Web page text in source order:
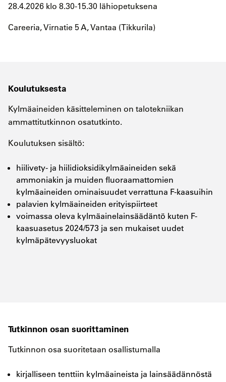
28.4.2026 klo 8.30-15.30 lähiopetuksena
Careeria, Virnatie 5 A, Vantaa (Tikkurila)
Koulutuksesta
Kylmäaineiden käsitteleminen on talotekniikan
ammattitutkinnon osatutkinto.
Koulutuksen sisältö:
hiilivety- ja hiilidioksidikylmäaineiden sekä
ammoniakin ja muiden fluoraamattomien
kylmäaineiden ominaisuudet verrattuna F-kaasuihin
palavien kylmäaineiden erityispiirteet
voimassa oleva kylmäainelainsäädäntö kuten F-
kaasuasetus 2024/573 ja sen mukaiset uudet
kylmäpätevyysluokat
Tutkinnon osan suorittaminen
Tutkinnon osa suoritetaan osallistumalla
kirjalliseen tenttiin kylmäaineista ja lainsäädännöstä